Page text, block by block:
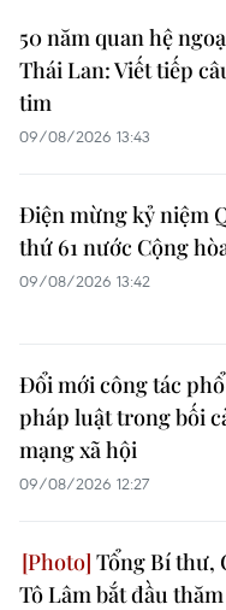
50 năm quan hệ
Thái Lan: Viết tiếp
tim
09/08/2026 13:43
Điện mừng kỷ niệm
thứ 61 nước Cộng
09/08/2026 13:42
Đổi mới công tác
pháp luật trong bối
mạng xã hội
09/08/2026 12:27
Tổng Bí thư,
Tô Lâm bắt đầu